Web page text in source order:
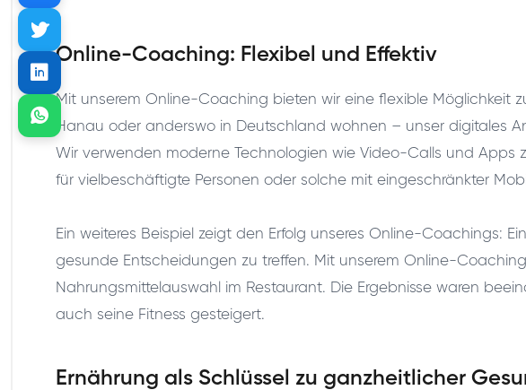
Online-Coaching: Flexibel und Effektiv
Mit unserem Online-Coaching bieten wir eine flexible Möglichkeit
Hanau oder anderswo in Deutschland wohnen – unser digitales
Wir verwenden moderne Technologien wie Video-Calls und Apps
für vielbeschäftigte Personen oder solche mit eingeschränkter
Ein weiteres Beispiel zeigt den Erfolg unseres Online-Coachings:
gesunde Entscheidungen zu treffen. Mit unserem Online-
Nahrungsmittelauswahl im Restaurant. Die Ergebnisse waren
auch seine Fitness gesteigert.
Ernährung als Schlüssel zu ganzheitlicher